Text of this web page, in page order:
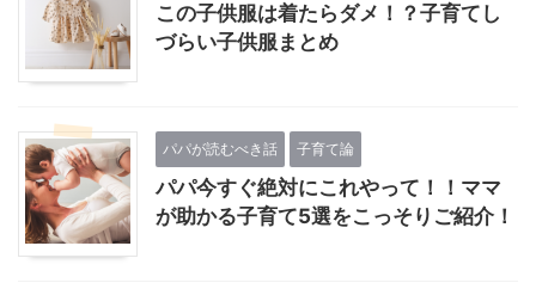
この子供服は着たらダメ！？子育てし
づらい子供服まとめ
パパが読むべき話 子育て論
パパ今すぐ絶対にこれやって！！ママ
が助かる子育て5選をこっそりご紹介！